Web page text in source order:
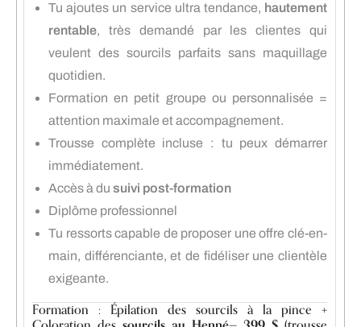
Tu ajoutes un service ultra tendance, hautement
rentable, très demandé par les clientes qui
veulent des sourcils parfaits sans maquillage
quotidien.
Formation en petit groupe ou personnalisée =
attention maximale et accompagnement.
Trousse complète incluse : tu peux démarrer
immédiatement.
Accès à du suivi post-formation
Diplôme professionnel
Tu ressorts capable de proposer une offre clé-en-
main, différenciante, et de fidéliser une clientèle
exigeante.
Formation : Épilation des sourcils à la pince +